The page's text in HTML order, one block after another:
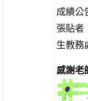
成績公
張貼者
生教務
感謝老